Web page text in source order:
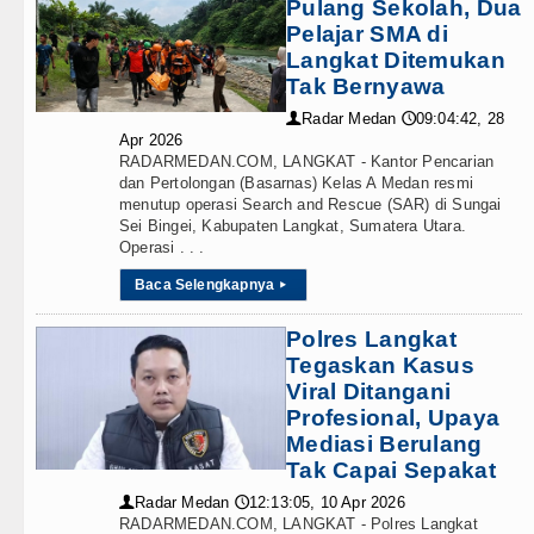
Pulang Sekolah, Dua
Pelajar SMA di
Langkat Ditemukan
Tak Bernyawa
👤 Radar Medan 🕔09:04:42, 28
Apr 2026
RADARMEDAN.COM, LANGKAT - Kantor Pencarian
dan Pertolongan (Basarnas) Kelas A Medan resmi
menutup operasi Search and Rescue (SAR) di Sungai
Sei Bingei, Kabupaten Langkat, Sumatera Utara.
Operasi . . .
Baca Selengkapnya ▸
Polres Langkat
Tegaskan Kasus
Viral Ditangani
Profesional, Upaya
Mediasi Berulang
Tak Capai Sepakat
👤 Radar Medan 🕔12:13:05, 10 Apr 2026
RADARMEDAN.COM, LANGKAT - Polres Langkat